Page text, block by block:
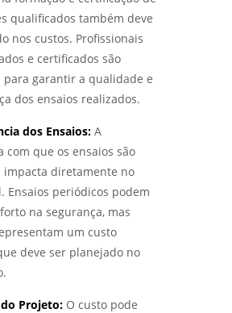
qualificados também deve
nos custos. Profissionais
e certificados são
para garantir a qualidade e
dos ensaios realizados.
dos Ensaios:A
com que os ensaios são
impacta diretamente no
Ensaios periódicos podem
na segurança, mas
um custo
deve ser planejado no
Projeto:O custo pode